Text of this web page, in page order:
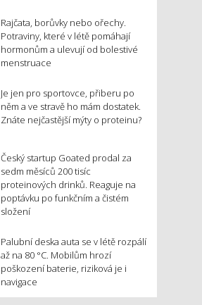
Rajčata, borůvky nebo ořechy.
Potraviny, které v létě pomáhají
hormonům a ulevují od bolestivé
menstruace
Je jen pro sportovce, přiberu po
něm a ve stravě ho mám dostatek.
Znáte nejčastější mýty o proteinu?
Český startup Goated prodal za
sedm měsíců 200 tisíc
proteinových drinků. Reaguje na
poptávku po funkčním a čistém
složení
Palubní deska auta se v létě rozpálí
až na 80 °C. Mobilům hrozí
poškození baterie, riziková je i
navigace